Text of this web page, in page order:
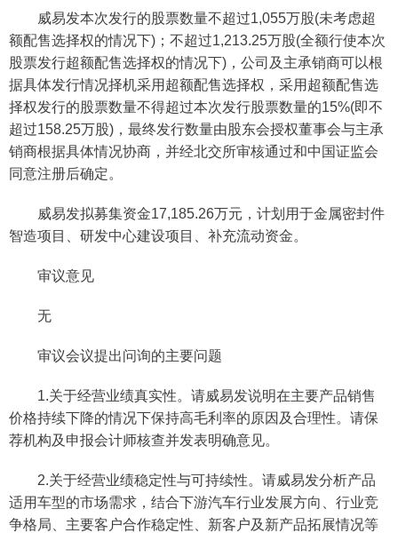
威易发本次发行的股票数量不超过1,055万股(未考虑超
额配售选择权的情况下)；不超过1,213.25万股(全额行使本次
股票发行超额配售选择权的情况下)，公司及主承销商可以根
据具体发行情况择机采用超额配售选择权，采用超额配售选
择权发行的股票数量不得超过本次发行股票数量的15%(即不
超过158.25万股)，最终发行数量由股东会授权董事会与主承
销商根据具体情况协商，并经北交所审核通过和中国证监会
同意注册后确定。
威易发拟募集资金17,185.26万元，计划用于金属密封件
智造项目、研发中心建设项目、补充流动资金。
审议意见
无
审议会议提出问询的主要问题
1.关于经营业绩真实性。请威易发说明在主要产品销售
价格持续下降的情况下保持高毛利率的原因及合理性。请保
荐机构及申报会计师核查并发表明确意见。
2.关于经营业绩稳定性与可持续性。请威易发分析产品
适用车型的市场需求，结合下游汽车行业发展方向、行业竞
争格局、主要客户合作稳定性、新客户及新产品拓展情况等